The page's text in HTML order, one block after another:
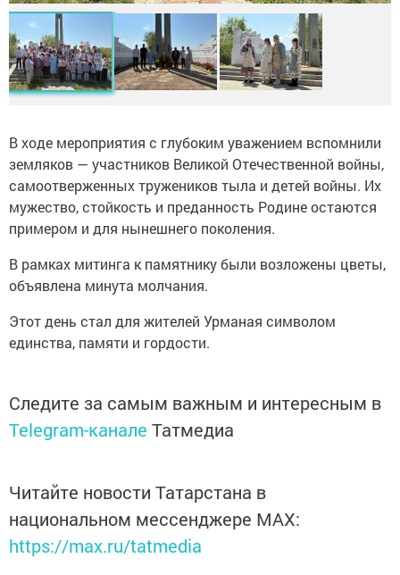
В ходе мероприятия с глубоким уважением вспомнили
земляков — участников Великой Отечественной войны,
самоотверженных тружеников тыла и детей войны. Их
мужество, стойкость и преданность Родине остаются
примером и для нынешнего поколения.
В рамках митинга к памятнику были возложены цветы,
объявлена минута молчания.
Этот день стал для жителей Урманая символом
единства, памяти и гордости.
Следите за самым важным и интересным в
Telegram-канале Татмедиа
Читайте новости Татарстана в
национальном мессенджере MАХ:
https://max.ru/tatmedia